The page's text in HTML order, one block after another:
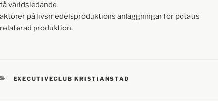
få världsledande
aktörer på livsmedelsproduktions anläggningar för potatis
relaterad produktion.
EXECUTIVECLUB KRISTIANSTAD